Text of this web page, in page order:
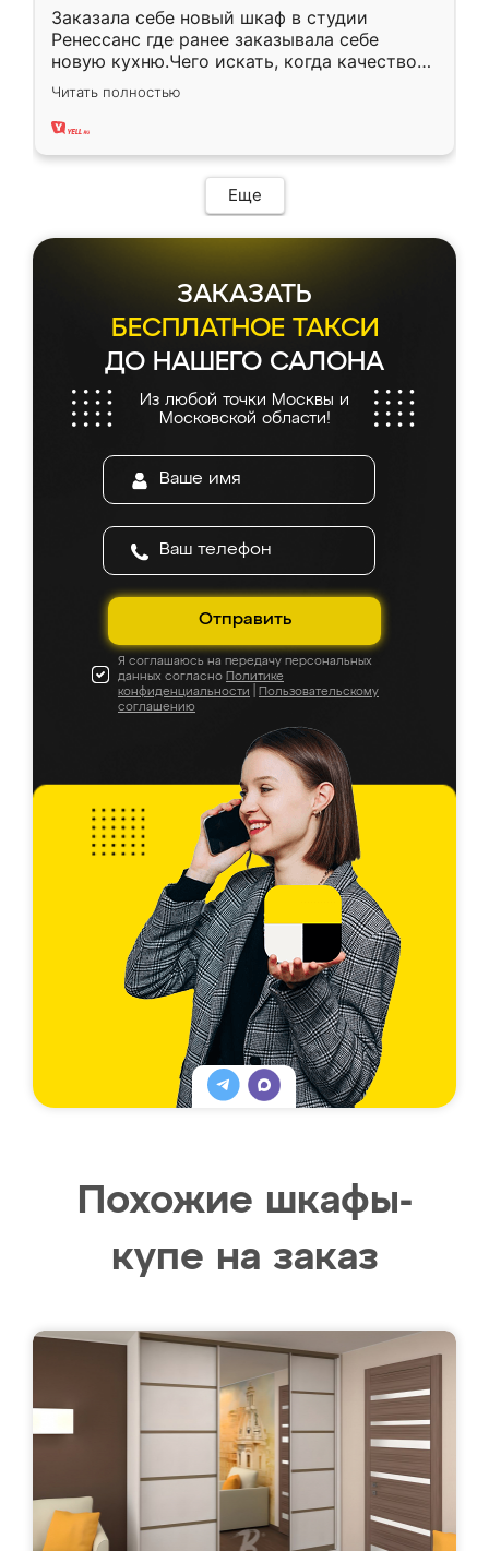
Заказала себе новый шкаф в студии
Ренессанс где ранее заказывала себе
новую кухню.Чего искать, когда качеством
вполне довольна. Служит кухня уже почти
два года, нареканий нет.
Читать полностью
Еще
ЗАКАЗАТЬ
БЕСПЛАТНОЕ ТАКСИ
ДО НАШЕГО САЛОНА
Из любой точки Москвы и
Московской области!
Отправить
Я соглашаюсь на передачу персональных
данных согласно Политике
конфиденциальности
Пользовательскому
соглашению
Похожие шкафы-
купе на заказ